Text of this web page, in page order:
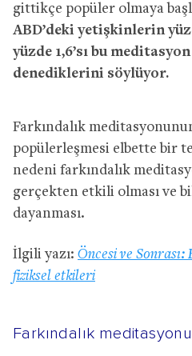
gittikçe popüler olmaya
ABD’deki yetişkinlerin
yüzde 1,6’sı bu
denediklerini söylüyor.
Farkındalık
popülerleşmesi elbette bir
nedeni farkındalık
gerçekten etkili olması ve
dayanması.
İlgili yazı: Öncesi ve
fiziksel etkileri
Farkındalık